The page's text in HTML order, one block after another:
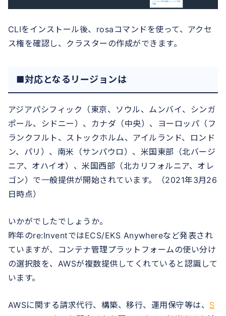
CLIをインストール後、rosaコマンドを使って、アクセ
ス権を確認し、クラスターの作成ができます。
■対応となるリージョンは
アジアパシフィック（東京、ソウル、ムンバイ、シンガ
ポール、シドニー）、カナダ（中央）、ヨーロッパ（フ
ランクフルト、ストックホルム、アイルランド、ロンド
ン、パリ）、南米（サンパウロ）、米国東部（北バージ
ニア、オハイオ）、米国西部（北カリフォルニア、オレ
ゴン）で一般提供が開始されています。（2021年3月26
日時点）
いかがでしたでしょうか。
昨年のre:InventではECS/EKS Anywhereなど発表され
ていますが、コンテナ管理プラットフォームの使い分け
の選択肢を、AWSが複数提供してくれていると認識して
います。
AWSに関する請求代行、構築、移行、運用保守等は、 S